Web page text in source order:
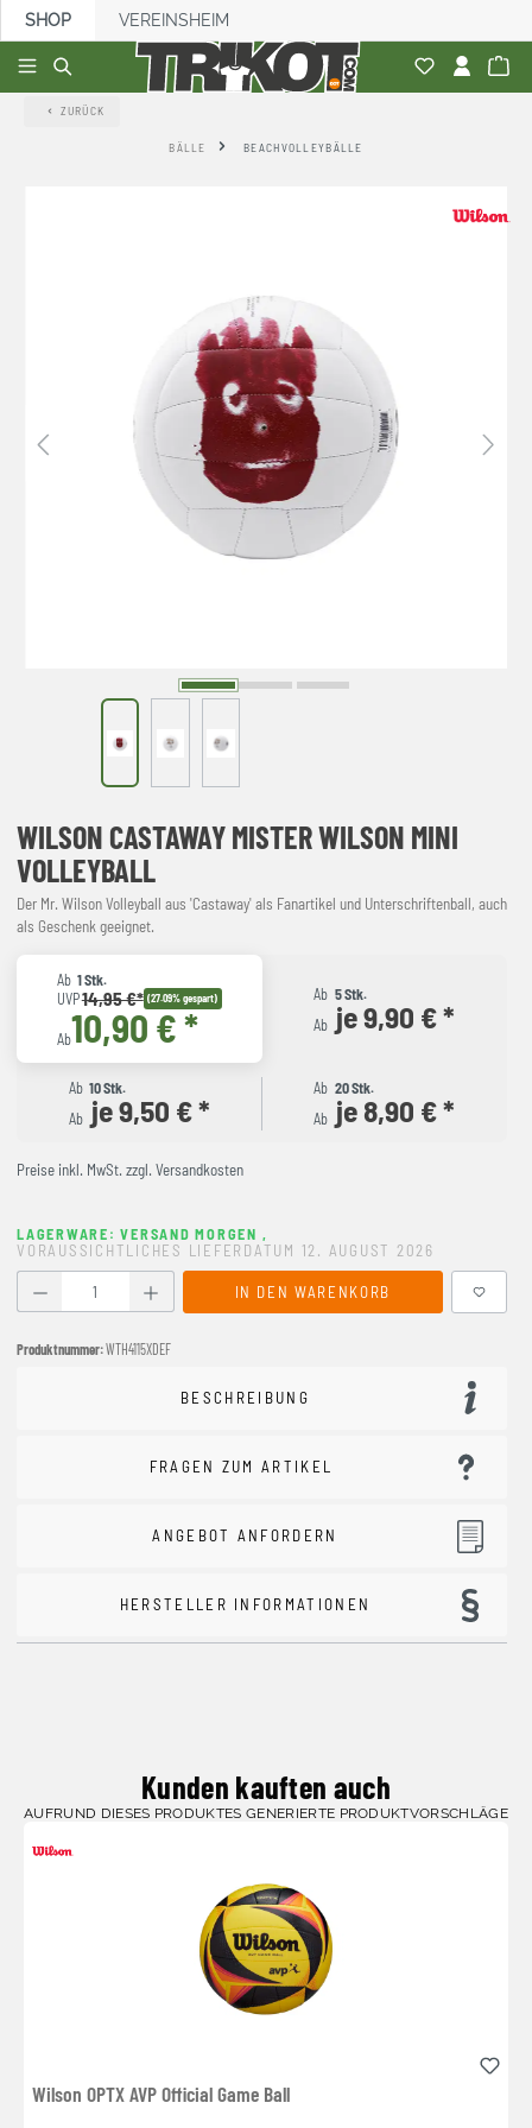
springen
SHOP VEREINSHEIM
ZURÜCK
BÄLLE BEACHVOLLEYBÄLLE
WILSON CASTAWAY MISTER WILSON MINI
VOLLEYBALL
Der Mr. Wilson Volleyball aus 'Castaway' als Fanartikel und Unterschriftenball, auch
als Geschenk geeignet.
Ab 1 Stk.
UVP14,95 €* (27.09% gespart)
Ab10,90 € *
Ab 5 Stk.
Ab je 9,90 € *
Ab 10 Stk.
Ab je 9,50 € *
Ab 20 Stk.
Ab je 8,90 € *
Preise inkl. MwSt. zzgl. Versandkosten
LAGERWARE: VERSAND MORGEN ,
VORAUSSICHTLICHES LIEFERDATUM 12. AUGUST 2026
Produkt Anzahl: Gib den gewünschten Wert ein oder
IN DEN WARENKORB
Produktnummer:WTH4115XDEF
BESCHREIBUNG
FRAGEN ZUM ARTIKEL
ANGEBOT ANFORDERN
HERSTELLER INFORMATIONEN
Kunden kauften auch
AUFRUND DIESES PRODUKTES GENERIERTE PRODUKTVORSCHLÄGE
Wilson OPTX AVP Official Game Ball